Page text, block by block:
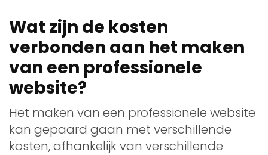
Wat zijn de kosten
verbonden aan het maken
van een professionele
website?
Het maken van een professionele website
kan gepaard gaan met verschillende
kosten, afhankelijk van verschillende